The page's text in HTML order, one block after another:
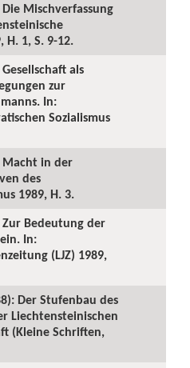
Mischverfassung
H. 1, S. 9-12.
als
zur
In:
Sozialismus
Macht in der
des
1989, H. 3.
Bedeutung der
In:
(LJZ) 1989,
Der Stufenbau des
Liechtensteinischen
(Kleine Schriften,